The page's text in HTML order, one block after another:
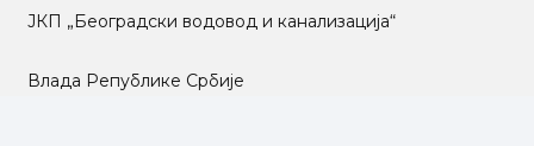
ЈКП „Београдски водовод и канализација“
Влада Републике Србије